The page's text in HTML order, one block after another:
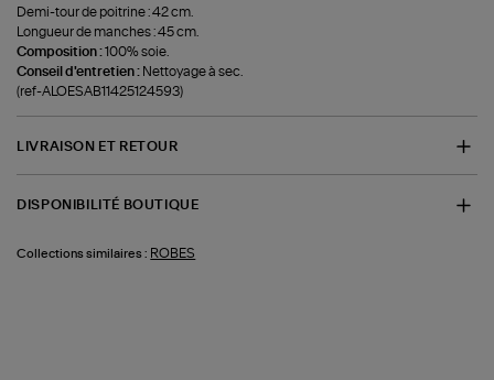
Demi-tour de poitrine : 42 cm.
Longueur de manches : 45 cm.
Composition :100% soie.
Conseil d'entretien : Nettoyage à sec.
(ref-ALOESAB11425124593)
LIVRAISON ET RETOUR
DISPONIBILITÉ BOUTIQUE
Collections similaires : ROBES